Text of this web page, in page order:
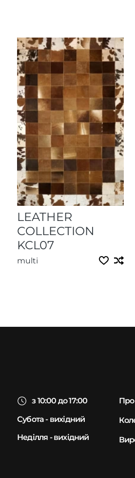
LEATHER
COLLECTION
KCL07
multi
з 10:00 до 17:00
Субота - вихідний
Неділля - вихідний